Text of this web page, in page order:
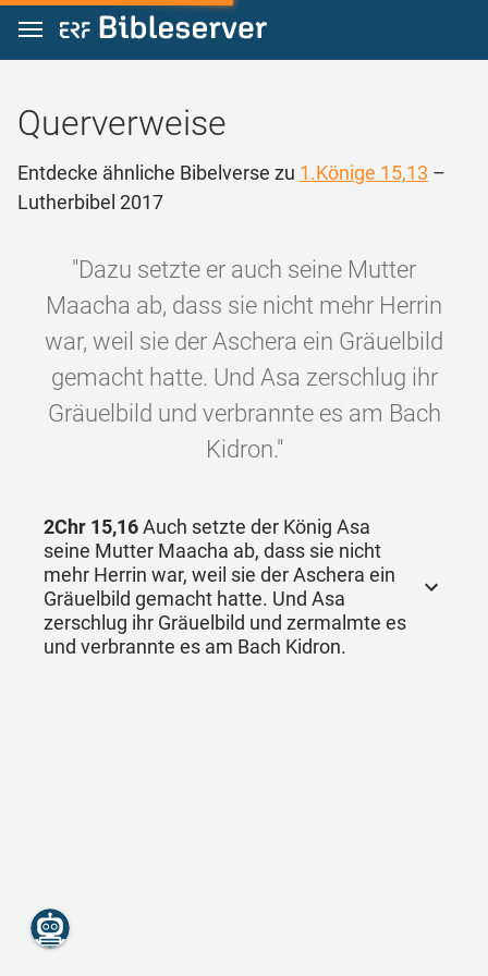
Zum Inhalt springen
Querverweise
Entdecke ähnliche Bibelverse zu 1.Könige 15,13 –
Lutherbibel 2017
"Dazu setzte er auch seine Mutter
Maacha ab, dass sie nicht mehr Herrin
war, weil sie der Aschera ein Gräuelbild
gemacht hatte. Und Asa zerschlug ihr
Gräuelbild und verbrannte es am Bach
Kidron."
2Chr 15,16Auch setzte der König Asa
seine Mutter Maacha ab, dass sie nicht
mehr Herrin war, weil sie der Aschera ein
Gräuelbild gemacht hatte. Und Asa
zerschlug ihr Gräuelbild und zermalmte es
und verbrannte es am Bach Kidron.